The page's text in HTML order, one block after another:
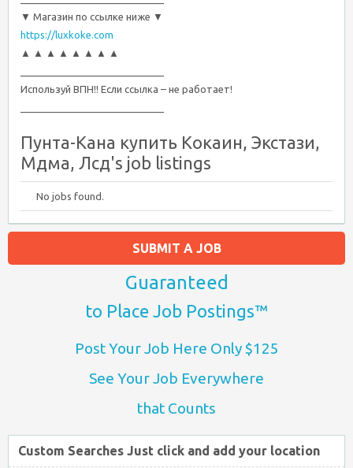
▼ Магазин по ссылке ниже ▼
https://luxkoke.com
▲ ▲ ▲ ▲ ▲ ▲ ▲ ▲
Используй ВПН!! Если ссылка – не работает!
Пунта-Кана купить Кокаин, Экстази,
Мдма, Лсд's job listings
No jobs found.
SUBMIT A JOB
Guaranteed
to Place Job Postings™
Post Your Job Here Only $125
See Your Job Everywhere
that Counts
Custom Searches Just click and add your location